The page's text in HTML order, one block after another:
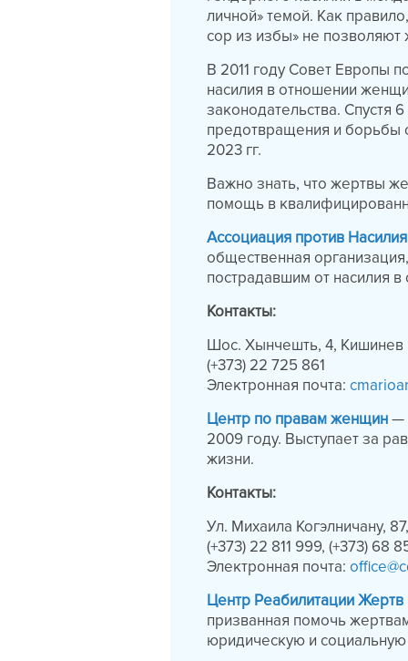
личной» темой. Как
сор из избы» не
В 2011 году Совет Европы
насилия в отношении
законодательства. Спустя
предотвращения и борьбы
2023 гг.
Важно знать, что жертвы
помощь в
Ассоциация против
общественная
пострадавшим от насилия в
Контакты:
Шос. Хынчешть, 4, Кишинев
(+373) 22 725 861
Электронная почта:
Центр по правам женщин —
2009 году. Выступает за
жизни.
Контакты:
Ул. Михаила Когэлничану,
(+373) 22 811 999, (+373) 68
Электронная почта:
Центр Реабилитации
призванная помочь
юридическую и